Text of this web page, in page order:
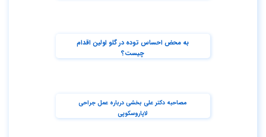
به محض احساس توده در گلو اولین اقدام
چیست؟
مصاحبه دکتر علی بخشی درباره عمل جراحی
لاپاروسکوپی